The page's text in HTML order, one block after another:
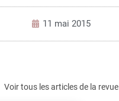
11 mai 2015
Voir tous les articles de la revue